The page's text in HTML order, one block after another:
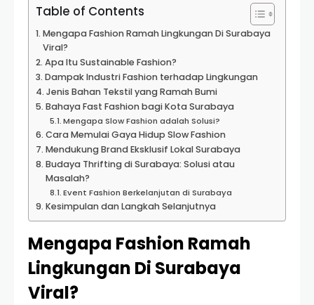
Table of Contents
Mengapa Fashion Ramah Lingkungan Di Surabaya
Viral?
Apa Itu Sustainable Fashion?
Dampak Industri Fashion terhadap Lingkungan
Jenis Bahan Tekstil yang Ramah Bumi
Bahaya Fast Fashion bagi Kota Surabaya
Mengapa Slow Fashion adalah Solusi?
Cara Memulai Gaya Hidup Slow Fashion
Mendukung Brand Eksklusif Lokal Surabaya
Budaya Thrifting di Surabaya: Solusi atau
Masalah?
Event Fashion Berkelanjutan di Surabaya
Kesimpulan dan Langkah Selanjutnya
Mengapa Fashion Ramah
Lingkungan Di Surabaya
Viral?